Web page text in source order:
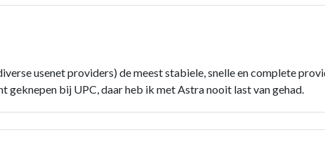
usenet providers) de meest stabiele, snelle en complete
geknepen bij UPC, daar heb ik met Astra nooit last van gehad.